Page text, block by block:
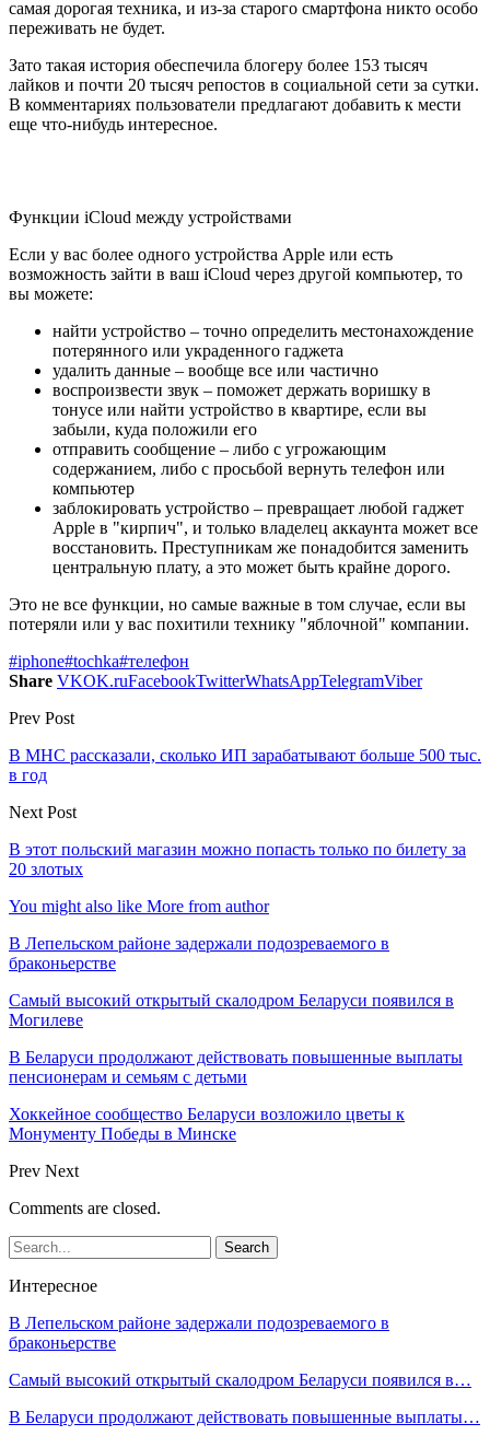
самая дорогая техника, и из-за старого смартфона никто особо
переживать не будет.
Зато такая история обеспечила блогеру более 153 тысяч
лайков и почти 20 тысяч репостов в социальной сети за сутки.
В комментариях пользователи предлагают добавить к мести
еще что-нибудь интересное.
Функции iCloud между устройствами
Если у вас более одного устройства Apple или есть
возможность зайти в ваш iCloud через другой компьютер, то
вы можете:
найти устройство – точно определить местонахождение
потерянного или украденного гаджета
удалить данные – вообще все или частично
воспроизвести звук – поможет держать воришку в
тонусе или найти устройство в квартире, если вы
забыли, куда положили его
отправить сообщение – либо с угрожающим
содержанием, либо с просьбой вернуть телефон или
компьютер
заблокировать устройство – превращает любой гаджет
Apple в "кирпич", и только владелец аккаунта может все
восстановить. Преступникам же понадобится заменить
центральную плату, а это может быть крайне дорого.
Это не все функции, но самые важные в том случае, если вы
потеряли или у вас похитили технику "яблочной" компании.
#iphone#tochka#телефон
Share VKOK.ruFacebookTwitterWhatsAppTelegramViber
Prev Post
В МНС рассказали, сколько ИП зарабатывают больше 500 тыс.
в год
Next Post
В этот польский магазин можно попасть только по билету за
20 злотых
You might also like More from author
В Лепельском районе задержали подозреваемого в
браконьерстве
Самый высокий открытый скалодром Беларуси появился в
Могилеве
В Беларуси продолжают действовать повышенные выплаты
пенсионерам и семьям с детьми
Хоккейное сообщество Беларуси возложило цветы к
Монументу Победы в Минске
Prev Next
Comments are closed.
Интересное
В Лепельском районе задержали подозреваемого в
браконьерстве
Самый высокий открытый скалодром Беларуси появился в…
В Беларуси продолжают действовать повышенные выплаты…